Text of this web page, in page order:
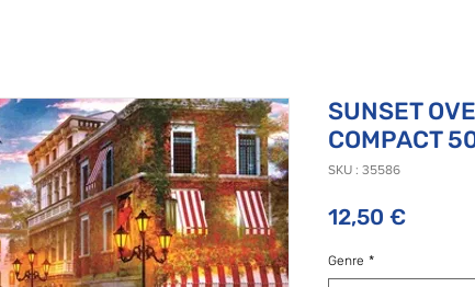
SUNSET
COMPACT
SKU : 35586
12,50 €Prix
Genre *